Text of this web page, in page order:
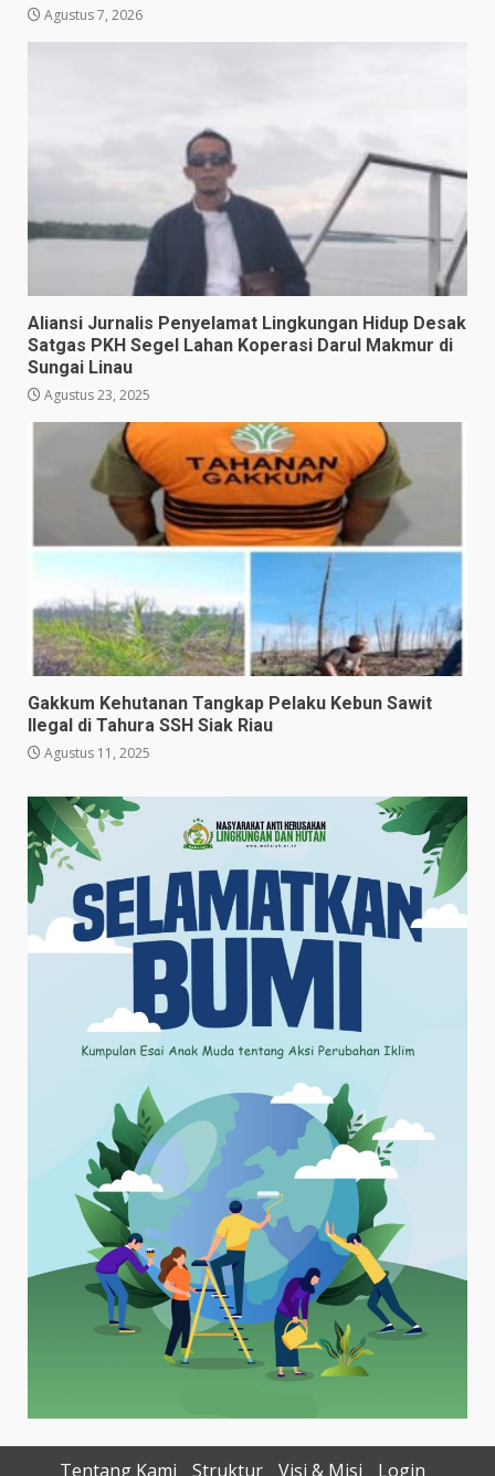
Agustus 7, 2026
Aliansi Jurnalis Penyelamat Lingkungan Hidup Desak
Satgas PKH Segel Lahan Koperasi Darul Makmur di
Sungai Linau
Agustus 23, 2025
Gakkum Kehutanan Tangkap Pelaku Kebun Sawit
Ilegal di Tahura SSH Siak Riau
Agustus 11, 2025
Tentang Kami Struktur Visi & Misi Login